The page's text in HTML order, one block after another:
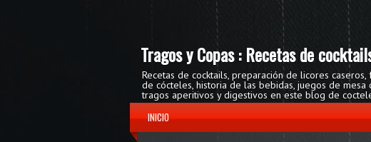
Tragos y Copas : Recetas de
Recetas de cocktails, preparación de licores
de cócteles, historia de las bebidas, juegos de
tragos aperitivos y digestivos en este blog de
INICIO